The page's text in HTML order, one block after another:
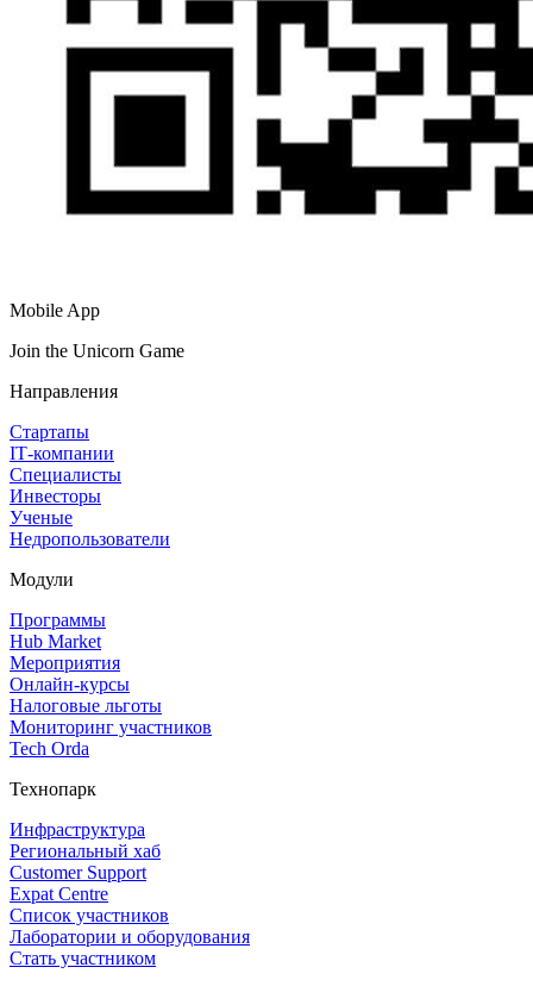
Mobile App
Join the Unicorn Game
Направления
Стартапы
IT‑компании
Специалисты
Инвесторы
Ученые
Недропользователи
Модули
Программы
Hub Market
Мероприятия
Онлайн‑курсы
Налоговые льготы
Мониторинг участников
Tech Orda
Технопарк
Инфраструктура
Региональный хаб
Customer Support
Expat Centre
Список участников
Лаборатории и оборудования
Стать участником